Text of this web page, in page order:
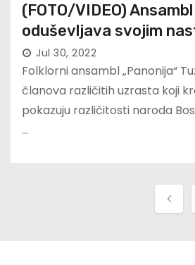
(FOTO/VIDEO)
oduševljava svojim
Jul 30, 2022
Folklorni ansambl „Panonija“
članova različitih uzrasta koji
pokazuju različitosti naroda
…